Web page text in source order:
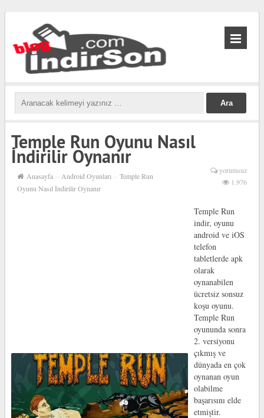
biabet
güncel
biabet
Temple Run Oyunu Nasıl
İndirilir Oynanır
Anasayfa ›› Android Oyunları ›› Temple Run
Oyunu Nasıl İndirilir Oynanır
yorumsuz
1.976
Temple Run
indir, oyunu
android ve iOS
telefon
tabletlerde apk
olarak
oynanabilen
ücretsiz sonsuz
koşu oyunu.
Temple Run
oyununda sonra
2. versiyonu
çıkmış ve
dünyada en çok
oynanan oyun
olabilme
başarısını elde
etmiştir.